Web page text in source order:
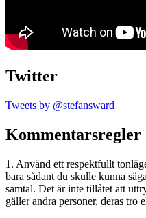
Twitter
Tweets by @stefansward
Kommentarsregler
1. Använd ett respektfullt
bara sådant du skulle kunna
samtal. Det är inte tillåtet att
gäller andra personer, deras tro